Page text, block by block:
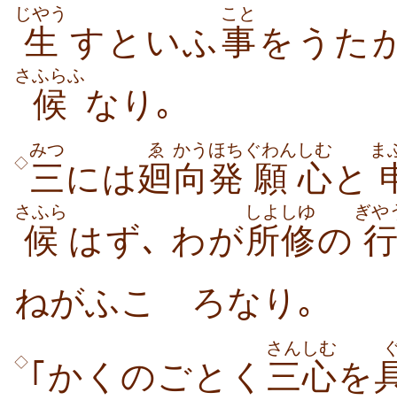
生
じやう
すといふ事
こと
をうた
候
さふらふ
なり｡
◇ 三
みつ
には廻
ゑ
向
かう
発
ほち
願
ぐわん
心
しむ
と
ま
候
さふら
はず､ わが所修
しよしゆ
の 行
ぎや
ねがふこゝろなり｡
◇ ｢かくのごとく 三心
さんしむ
を